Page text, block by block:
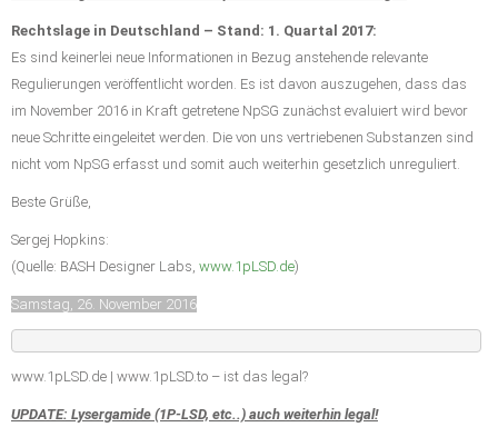
Rechtslage in Deutschland – Stand: 1. Quartal 2017:
Es sind keinerlei neue Informationen in Bezug anstehende relevante
Regulierungen veröffentlicht worden. Es ist davon auszugehen, dass das
im November 2016 in Kraft getretene NpSG zunächst evaluiert wird bevor
neue Schritte eingeleitet werden. Die von uns vertriebenen Substanzen sind
nicht vom NpSG erfasst und somit auch weiterhin gesetzlich unreguliert.
Beste Grüße,
Sergej Hopkins:
(Quelle: BASH Designer Labs, www.1pLSD.de)
Samstag, 26. November 2016
www.1pLSD.de | www.1pLSD.to – ist das legal?
UPDATE: Lysergamide (1P-LSD, etc..) auch weiterhin legal!